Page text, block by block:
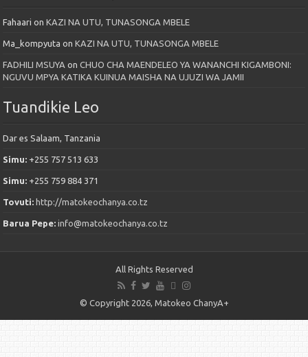
Fahaari onKAZI NA UTU, TUNASONGA MBELE
Ma_kompyuta onKAZI NA UTU, TUNASONGA MBELE
FADHILI MSUYA onCHUO CHA MAENDELEO YA WANANCHI KIGAMBONI:
NGUVU MPYA KATIKA KUINUA MAISHA NA UJUZI WA JAMII
Tuandikie Leo
Dar es Salaam, Tanzania
Simu: +255 757 513 633
Simu: +255 759 884 371
Tovuti:http://matokeochanya.co.tz
Barua Pepe:info@matokeochanya.co.tz
All Rights Reserved
© Copyright 2026, Matokeo ChanyA+